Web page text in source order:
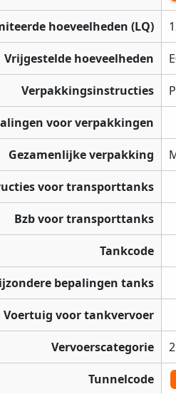
hoeveelheden (LQ)
Vrijgestelde hoeveelheden
Verpakkingsinstructies
voor verpakkingen
Gezamenlijke verpakking
voor transporttanks
Bzb voor transporttanks
Tankcode
bepalingen tanks
Voertuig voor tankvervoer
Vervoerscategorie 2
Tunnelcode